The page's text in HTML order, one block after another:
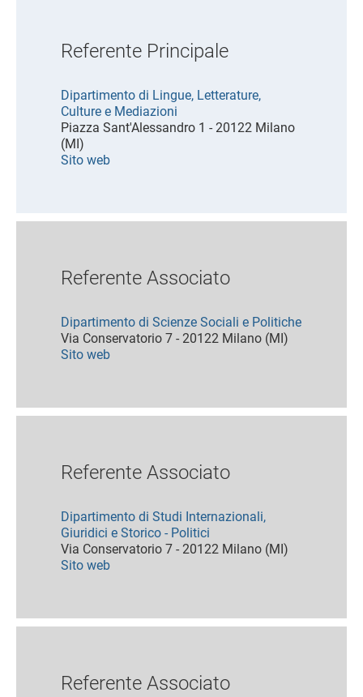
Referente Principale
Dipartimento di Lingue, Letterature,
Culture e Mediazioni
Piazza Sant'Alessandro 1 - 20122 Milano
(MI)
Sito web
Referente Associato
Dipartimento di Scienze Sociali e Politiche
Via Conservatorio 7 - 20122 Milano (MI)
Sito web
Referente Associato
Dipartimento di Studi Internazionali,
Giuridici e Storico - Politici
Via Conservatorio 7 - 20122 Milano (MI)
Sito web
Referente Associato